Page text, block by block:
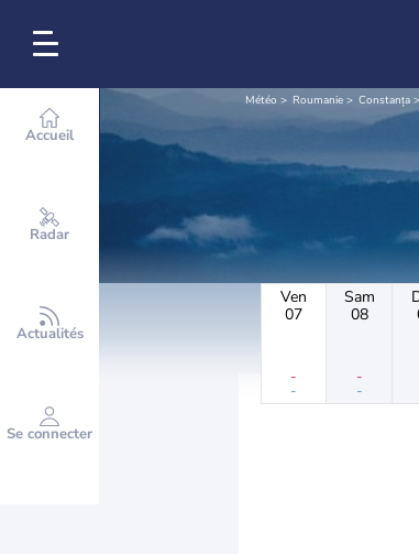
Accueil
Radar
Actualités
Se connecter
Météo Roumanie Constanța
Ven
07
-
-
Sam
08
-
-